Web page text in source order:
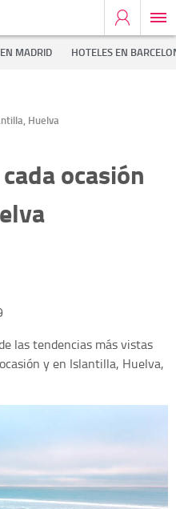
MADRID HOTELES EN
Huelva
ocasión
las tendencias más vistas
y en Islantilla, Huelva,